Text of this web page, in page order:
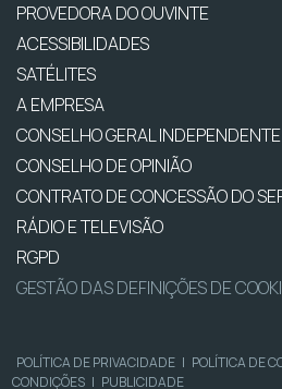
PROVEDORA DO OUVINTE
ACESSIBILIDADES
SATÉLITES
A EMPRESA
CONSELHO GERAL INDEPENDENTE
CONSELHO DE OPINIÃO
CONTRATO DE CONCESSÃO DO
RÁDIO E TELEVISÃO
RGPD
GESTÃO DAS DEFINIÇÕES DE
POLÍTICA DE PRIVACIDADE | POLÍTICA DE
CONDIÇÕES | PUBLICIDADE